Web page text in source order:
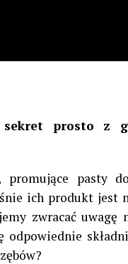
prosto z
pasty
ich produkt jest
zwracać uwagę